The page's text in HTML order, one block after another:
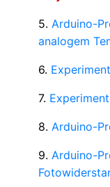
5. Arduino-
analogem
6.
7.
8. Arduino-
9. Arduino-